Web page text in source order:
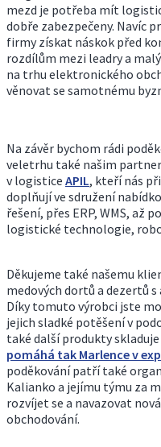
mezd je potřeba mít
dobře zabezpečeny. Navíc
firmy získat náskok před
rozdílům mezi leadry a
na trhu elektronického
věnovat se samotnému
Na závěr bychom rádi
veletrhu také našim
v logistice APIL, kteří nás
doplňují ve sdružení
řešení, přes ERP, WMS, až
logistické technologie,
Děkujeme také našemu
medových dortů a dezertů
Díky tomuto výrobci jste
jejich sladké potěšení v
také další produkty
pomáhá tak Marlence v
poděkování patří také
Kalianko a jejímu týmu za
rozvíjet se a navazovat
obchodování.